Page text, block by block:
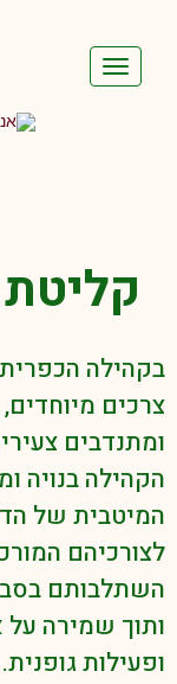
תפריט
בקהילה הכפרית
צרכים
ומתנדבים
הקהילה בנויה
המיטבית של
לצורכיהם
השתלבותם
ותוך שמירה על
ופעילות גופנית.